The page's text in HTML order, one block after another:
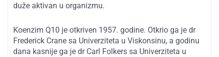
duže aktivan u organizmu.
Koenzim Q10 je otkriven 1957. godine. Otkrio ga je dr
Frederick Crane sa Univerziteta u Viskonsinu, a godinu
dana kasnije ga je dr Carl Folkers sa Univerziteta u